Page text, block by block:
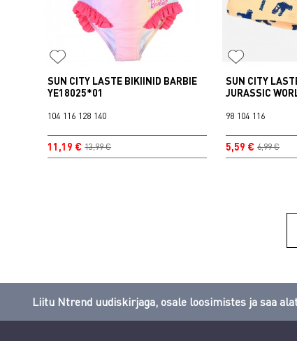
SUN CITY LASTE BIKIINID BARBIE
YE18025*01
11,19 € 13,99 €
104 116 128 140
SUN CITY
JURASSIC
5,59 € 6,99 €
98 104 116
Liitu Ntrend uudiskirjaga, osale loosimistes ja saa